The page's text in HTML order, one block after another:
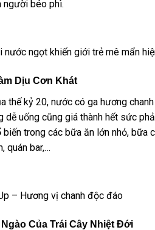
người béo phì.
ngọt khiến giới trẻ mê mẩn
Dịu Cơn Khát
thế kỷ 20, nước có ga hương
dễ uống cũng giá thành hết sức
trong các bữa ăn lớn nhỏ, bữa
quán bar,…
– Hương vị chanh độc đáo
Của Trái Cây Nhiệt Đới